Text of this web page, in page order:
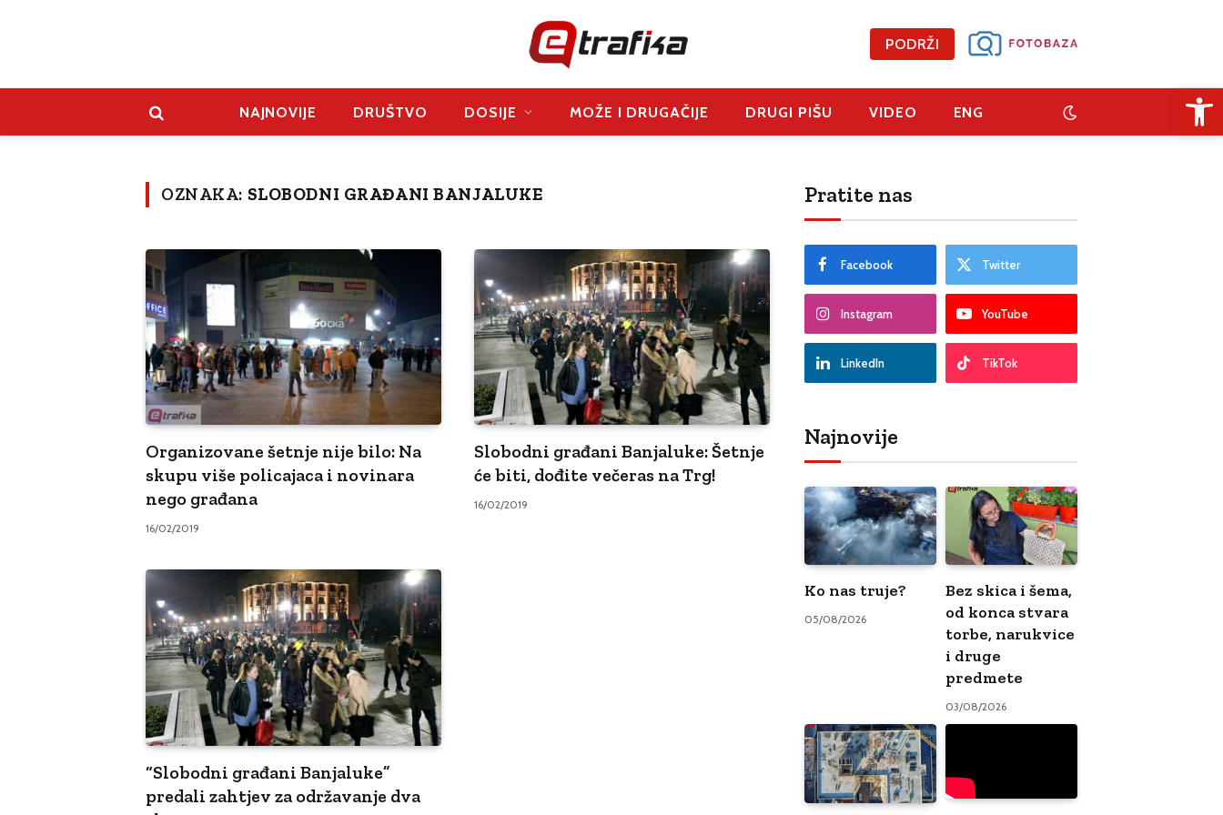
PODRŽI
NAJNOVIJE DRUŠTVO DOSIJE MOŽE I DRUGAČIJE DRUGI PIŠU VIDEO ENG
OZNAKA: SLOBODNI GRAĐANI BANJALUKE
Organizovane šetnje nije bilo: Na
skupu više policajaca i novinara
nego građana
16/02/2019
Slobodni građani Banjaluke: Šetnje
će biti, dođite večeras na Trg!
16/02/2019
“Slobodni građani Banjaluke”
predali zahtjev za održavanje dva
Pratite nas
Facebook Twitter
Instagram YouTube
LinkedIn TikTok
Najnovije
Ko nas truje?
05/08/2026
Bez skica i šema,
od konca stvara
torbe, narukvice
i druge
predmete
03/08/2026